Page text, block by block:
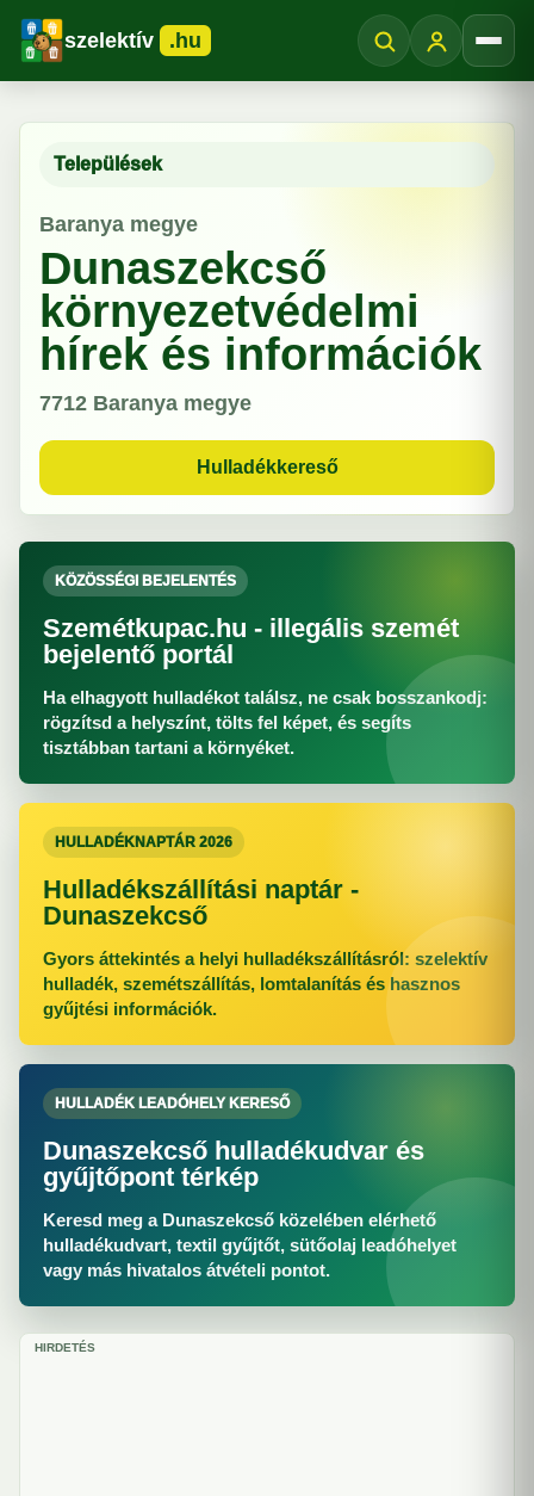
szelektív .hu
Települések
Baranya megye
Dunaszekcső
környezetvédelmi
hírek és információk
7712 Baranya megye
Hulladékkereső
KÖZÖSSÉGI BEJELENTÉS
Szemétkupac.hu - illegális szemét
bejelentő portál
Ha elhagyott hulladékot találsz, ne csak bosszankodj:
rögzítsd a helyszínt, tölts fel képet, és segíts
tisztábban tartani a környéket.
HULLADÉKNAPTÁR 2026
Hulladékszállítási naptár -
Dunaszekcső
Gyors áttekintés a helyi hulladékszállításról: szelektív
hulladék, szemétszállítás, lomtalanítás és hasznos
gyűjtési információk.
HULLADÉK LEADÓHELY KERESŐ
Dunaszekcső hulladékudvar és
gyűjtőpont térkép
Keresd meg a Dunaszekcső közelében elérhető
hulladékudvart, textil gyűjtőt, sütőolaj leadóhelyet
vagy más hivatalos átvételi pontot.
HIRDETÉS